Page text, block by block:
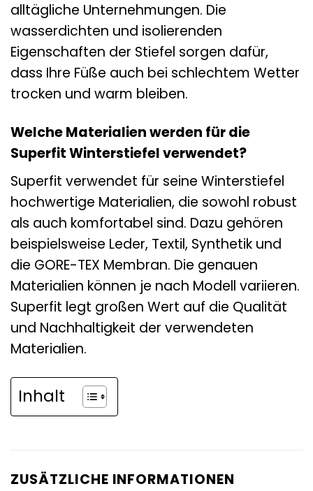
alltägliche Unternehmungen. Die
wasserdichten und isolierenden
Eigenschaften der Stiefel sorgen dafür,
dass Ihre Füße auch bei schlechtem Wetter
trocken und warm bleiben.
Welche Materialien werden für die
Superfit Winterstiefel verwendet?
Superfit verwendet für seine Winterstiefel
hochwertige Materialien, die sowohl robust
als auch komfortabel sind. Dazu gehören
beispielsweise Leder, Textil, Synthetik und
die GORE-TEX Membran. Die genauen
Materialien können je nach Modell variieren.
Superfit legt großen Wert auf die Qualität
und Nachhaltigkeit der verwendeten
Materialien.
Inhalt
ZUSÄTZLICHE INFORMATIONEN